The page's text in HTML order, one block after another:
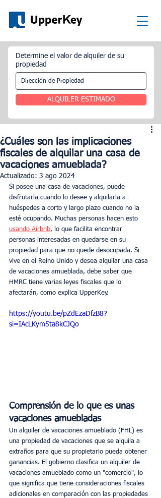
Determine el valor de alquiler de su
propiedad
ALQUILER ESTIMADO
¿Cuáles son las implicaciones
fiscales de alquilar una casa de
vacaciones amueblada?
Actualizado: 3 ago 2024
Si posee una casa de vacaciones, puede
disfrutarla cuando lo desee y alquilarla a
huéspedes a corto y largo plazo cuando no la
esté ocupando. Muchas personas hacen esto
usando Airbnb, lo que facilita encontrar
personas interesadas en quedarse en su
propiedad para que no quede desocupada. Si
vive en el Reino Unido y desea alquilar una casa
de vacaciones amueblada, debe saber que
HMRC tiene varias leyes fiscales que lo
afectarán, como explica UpperKey.
https://youtu.be/pZdEzaDfzB8?
si=IAcLKym5ta8kCJQo
Comprensión de lo que es unas
vacaciones amuebladas
Un alquiler de vacaciones amueblado (FHL) es
una propiedad de vacaciones que se alquila a
extraños para que su propietario pueda obtener
ganancias. El gobierno clasifica un alquiler de
vacaciones amueblado como un "comercio", lo
que significa que tiene consideraciones fiscales
adicionales en comparación con las propiedades